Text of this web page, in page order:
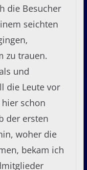
die Besucher
seichten
zu trauen.
und
die Leute vor
hier schon
der ersten
woher die
bekam ich